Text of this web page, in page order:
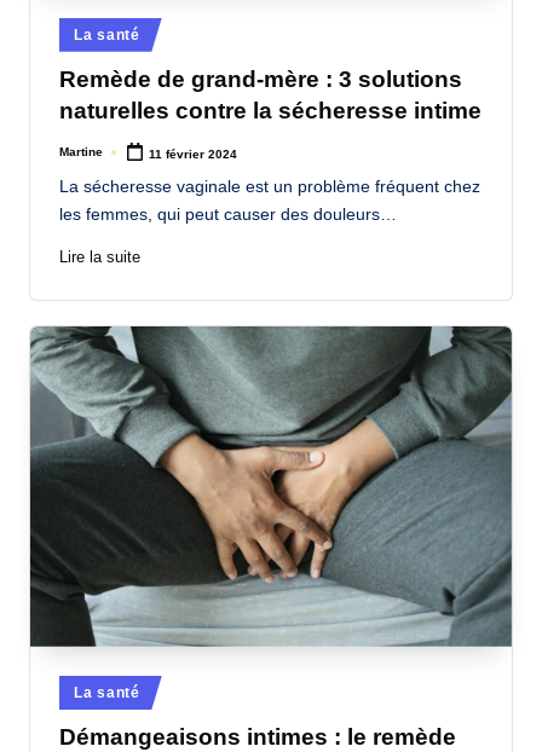
Posted
in
La santé
Remède de grand-mère : 3 solutions
naturelles contre la sécheresse intime
Posted
Martine 11 février 2024
La sécheresse vaginale est un problème fréquent chez
les femmes, qui peut causer des douleurs…
Lire la suite
Posted
in
La santé
Démangeaisons intimes : le remède